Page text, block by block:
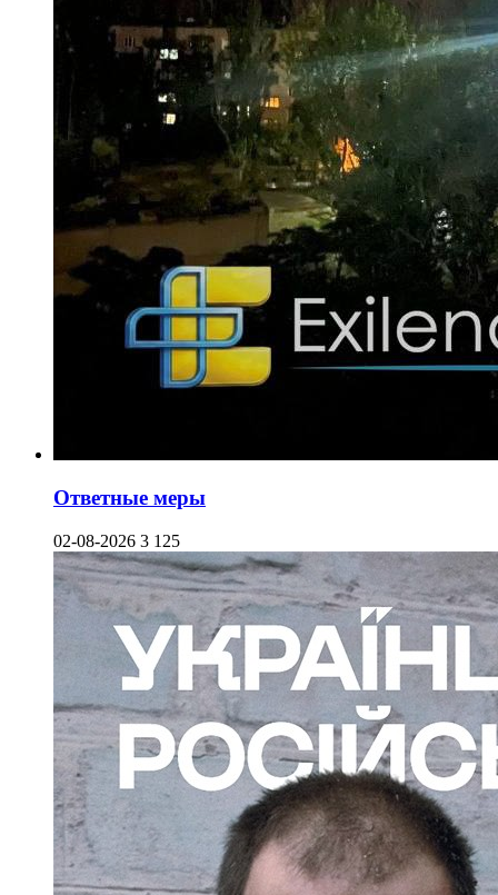
Ответные меры
02-08-2026 3 125